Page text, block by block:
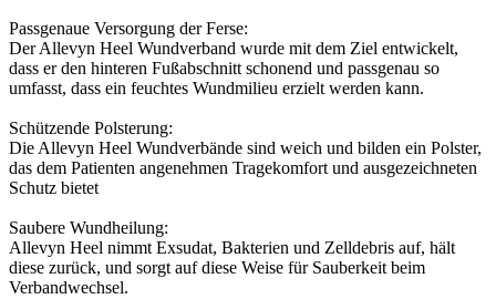
Passgenaue Versorgung der Ferse:
Der Allevyn Heel Wundverband wurde mit dem Ziel entwickelt,
dass er den hinteren Fußabschnitt schonend und passgenau so
umfasst, dass ein feuchtes Wundmilieu erzielt werden kann.
Schützende Polsterung:
Die Allevyn Heel Wundverbände sind weich und bilden ein Polster,
das dem Patienten angenehmen Tragekomfort und ausgezeichneten
Schutz bietet
Saubere Wundheilung:
Allevyn Heel nimmt Exsudat, Bakterien und Zelldebris auf, hält
diese zurück, und sorgt auf diese Weise für Sauberkeit beim
Verbandwechsel.